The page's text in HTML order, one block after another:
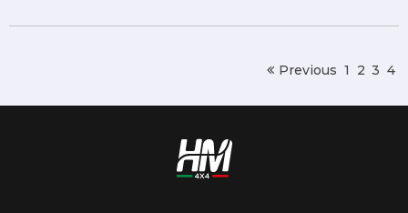
Previous 1 2 3 4